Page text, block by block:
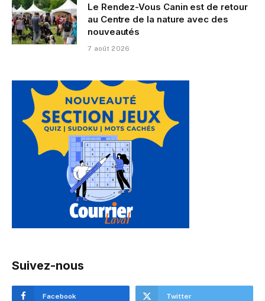
Le Rendez-Vous Canin est de retour
au Centre de la nature avec des
nouveautés
7 août 2026
Suivez-nous
Facebook Twitter